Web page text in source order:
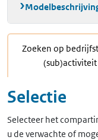
Zoeken op
(sub)activiteit
Selectie
Selecteer het
u de verwachte of